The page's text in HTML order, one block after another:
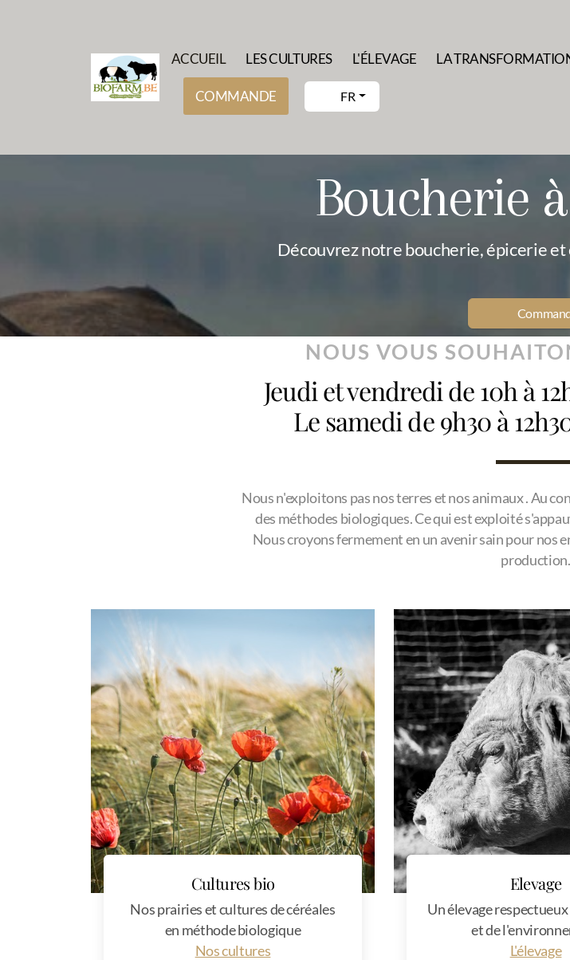
ACCUEIL LES CULTURES L'ÉLEVAGE LA
COMMANDE FR
Boucherie
Découvrez notre boucherie, épicerie
NOUS VOUS
Jeudi et vendredi de 10h à
Le samedi de 9h30 à
Nous n'exploitons pas nos terres et nos animaux . Au
des méthodes biologiques. Ce qui est exploité
Nous croyons fermement en un avenir sain pour nos
production.
Cultures bio
Nos prairies et cultures de céréales
en méthode biologique
Nos cultures
Elevage
Un élevage
et de
L'élevage